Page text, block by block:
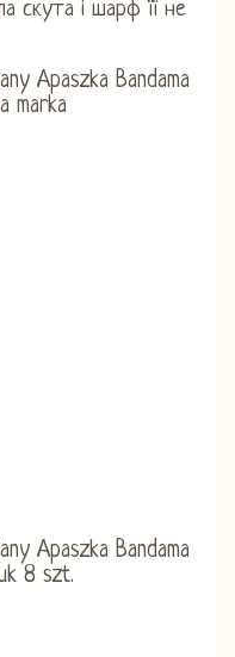
скута і шарф її не